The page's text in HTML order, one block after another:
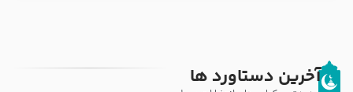
آخرین دستاورد ها